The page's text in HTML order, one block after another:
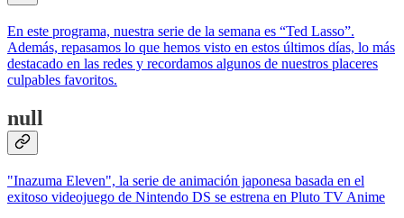
En este programa, nuestra serie de la semana es “Ted Lasso”.
Además, repasamos lo que hemos visto en estos últimos días, lo más
destacado en las redes y recordamos algunos de nuestros placeres
culpables favoritos.
null
"Inazuma Eleven", la serie de animación japonesa basada en el
exitoso videojuego de Nintendo DS se estrena en Pluto TV Anime